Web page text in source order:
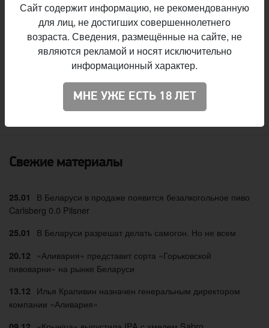
реализована в первые дни продаж. Сейчас ещё можно
купитьбилеты на пятничную сессию, а также
«розовые» и «золотые» билеты на все сессии.
Вячеслав Радионов
Mikkeller,Zagovor
Свежие материалы
25.01
В Беларуси в продаже появится безалкогольное пиво
Carlsberg 0.0 Pilsner
25.01 В Беларуси разрешат делать самогон. Но не всем
20.12
«Аливария» представит сорта «Горьковской
пивоварни» на рынке Беларуси
13.12 Илья Крапивин назначен генеральным директором
компании «Аливария»
Сайт содержит информацию, не рекомендованную
для лиц, не достигших совершеннолетнего
возраста. Сведения, размещённые на сайте, не
являются рекламой и носят исключительно
информационный характер.
МНЕ УЖЕ ЕСТЬ 18 ЛЕТ